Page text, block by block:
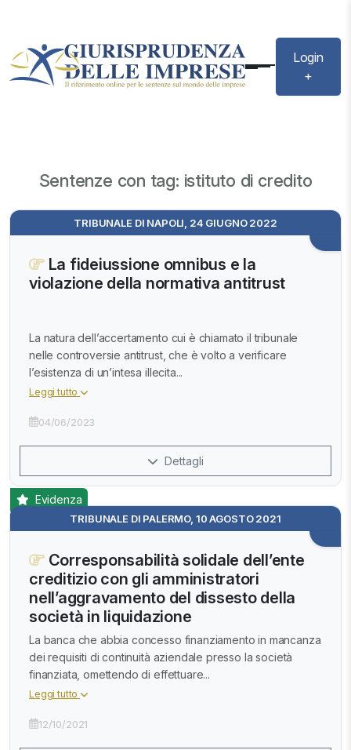
Login
+
Sentenze con tag: istituto di credito
TRIBUNALE DI NAPOLI, 24 GIUGNO 2022
La fideiussione omnibus e la
violazione della normativa antitrust
La natura dell’accertamento cui è chiamato il tribunale
nelle controversie antitrust, che è volto a verificare
l’esistenza di un’intesa illecita...
Leggi tutto
04/06/2023
Dettagli
TRIBUNALE DI PALERMO, 10 AGOSTO 2021
Evidenza
Corresponsabilità solidale dell’ente
creditizio con gli amministratori
nell’aggravamento del dissesto della
società in liquidazione
La banca che abbia concesso finanziamento in mancanza
dei requisiti di continuità aziendale presso la società
finanziata, omettendo di effettuare...
Leggi tutto
12/10/2021